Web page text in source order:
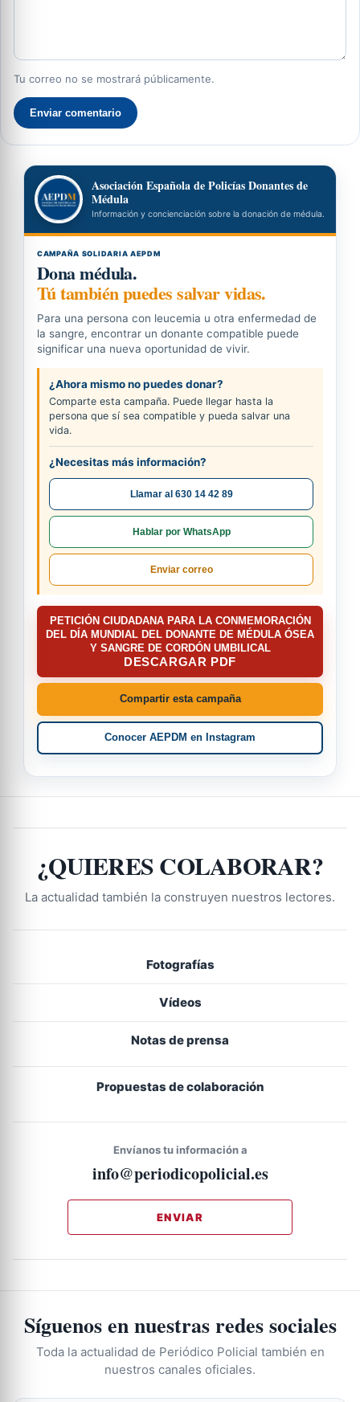
Tu correo no se mostrará públicamente.
Enviar comentario
Asociación Española de Policías Donantes de
Médula
Información y concienciación sobre la donación de médula.
CAMPAÑA SOLIDARIA AEPDM
Dona médula.
Tú también puedes salvar vidas.
Para una persona con leucemia u otra enfermedad de
la sangre, encontrar un donante compatible puede
significar una nueva oportunidad de vivir.
¿Ahora mismo no puedes donar?
Comparte esta campaña. Puede llegar hasta la
persona que sí sea compatible y pueda salvar una
vida.
¿Necesitas más información?
Llamar al 630 14 42 89
Hablar por WhatsApp
Enviar correo
PETICIÓN CIUDADANA PARA LA CONMEMORACIÓN
DEL DÍA MUNDIAL DEL DONANTE DE MÉDULA ÓSEA
Y SANGRE DE CORDÓN UMBILICAL
DESCARGAR PDF
Compartir esta campaña
Conocer AEPDM en Instagram
¿QUIERES COLABORAR?
La actualidad también la construyen nuestros lectores.
Fotografías
Vídeos
Notas de prensa
Propuestas de colaboración
Envíanos tu información a
info@periodicopolicial.es
ENVIAR
Síguenos en nuestras redes sociales
Toda la actualidad de Periódico Policial también en
nuestros canales oficiales.